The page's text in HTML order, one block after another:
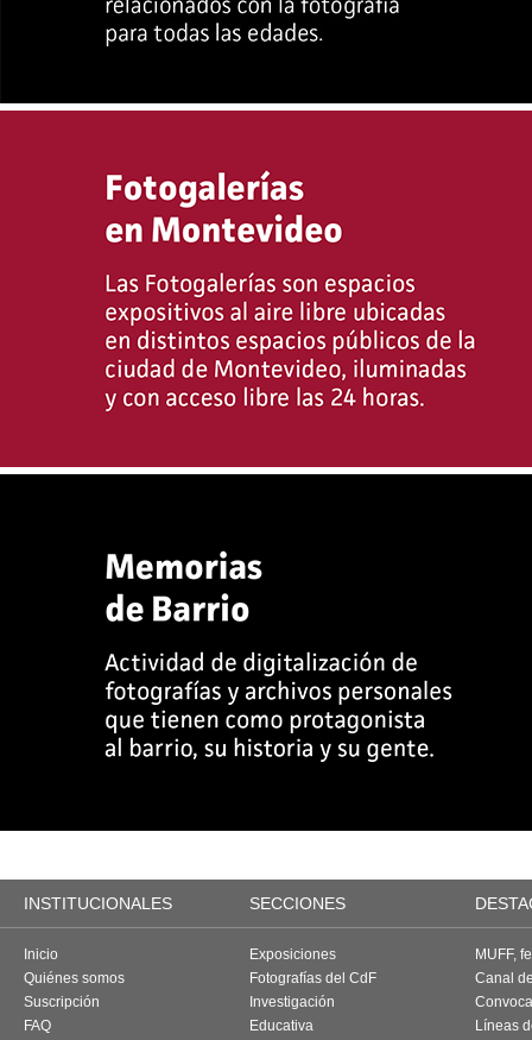
INSTITUCIONALES SECCIONES
Inicio
Quiénes somos
Suscripción
FAQ
Exposiciones
Fotografías del CdF
Investigación
Educativa
MUFF,
Canal
Líneas